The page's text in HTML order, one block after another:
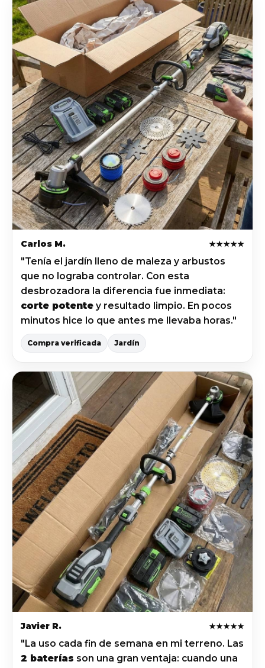
Carlos M. ★★★★★
"Tenía el jardín lleno de maleza y arbustos
que no lograba controlar. Con esta
desbrozadora la diferencia fue inmediata:
corte potente y resultado limpio. En pocos
minutos hice lo que antes me llevaba horas."
Compra verificada Jardín
Javier R. ★★★★★
"La uso cada fin de semana en mi terreno. Las
2 baterías son una gran ventaja: cuando una